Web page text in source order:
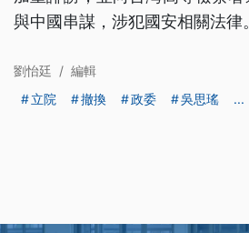
與中國串謀，涉犯國安相關法律。
劉怡廷 / 編輯
立院
撤換 政委 吳思瑤 ...